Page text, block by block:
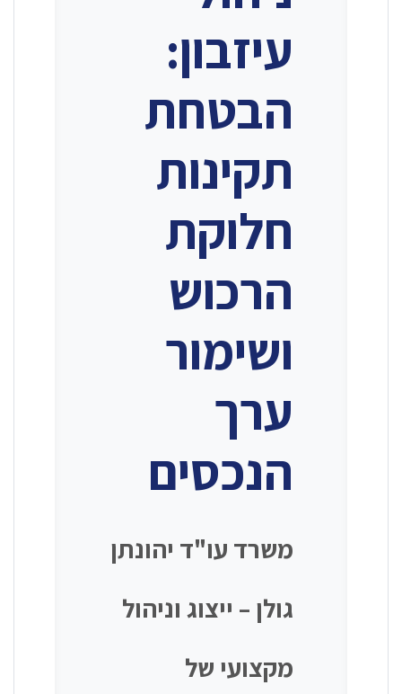
עיזבון:
הבטחת
תקינות
חלוקת
הרכוש
ושימור
ערך
הנכסים
משרד עו"ד יהונתן
גולן – ייצוג וניהול
מקצועי של